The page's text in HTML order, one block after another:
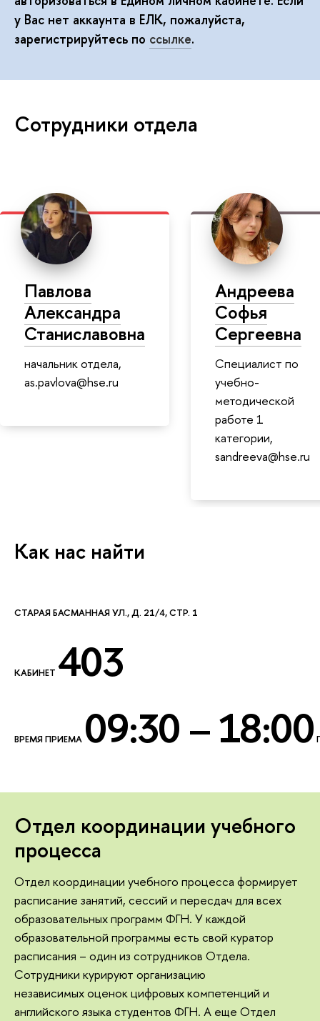
у Вас нет аккаунта в ЕЛК, пожалуйста,
зарегистрируйтесь по ссылке.
Сотрудники отдела
Павлова
Александра
Станиславовна
начальник отдела,
as.pavlova@hse.ru
Андреева
Софья
Сергеевна
Специалист по
учебно-
методической
работе 1
категории,
sandreeva@hse.ru
Как нас найти
СТАРАЯ БАСМАННАЯ УЛ., Д. 21/4, СТР. 1
КАБИНЕТ 403
ВРЕМЯ ПРИЕМА 09:30 – 18:00
Отдел координации учебного
процесса
Отдел координации учебного процесса формирует
расписание занятий, сессий и пересдач для всех
образовательных программ ФГН. У каждой
образовательной программы есть свой куратор
расписания – один из сотрудников Отдела.
Сотрудники курируют организацию
независимых оценок цифровых компетенций и
английского языка студентов ФГН. А еще Отдел